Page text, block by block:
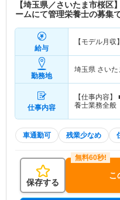
【埼玉県／さいたま市桜
ームにて管理栄養士の募集
給与
【モデル月収】
勤務地
埼玉県 さいた
仕事内容
【仕事内容
養士業務全般
車通勤可 残業少なめ
保存する
こ